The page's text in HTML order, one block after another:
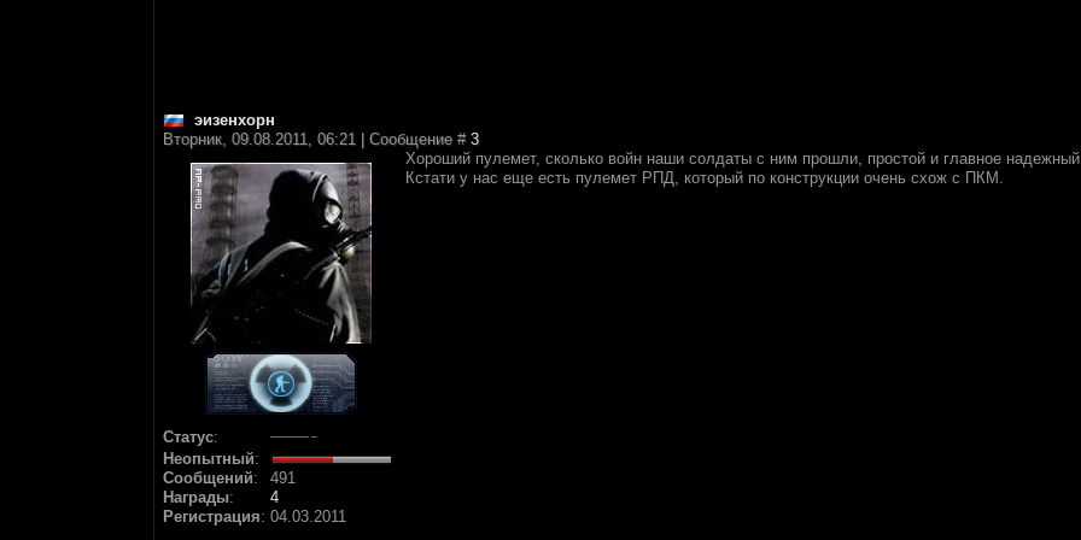
эизенхорн
Вторник, 09.08.2011, 06:21 | Сообщение # 3
Статус:
Неопытный:
Сообщений:
491
Награды:
4
Регистрация: 04.03.2011
Хороший пулемет, сколько войн наши солдаты с ним прошли, простой и главное
Кстати у нас еще есть пулемет РПД, который по конструкции очень схож с ПКМ.